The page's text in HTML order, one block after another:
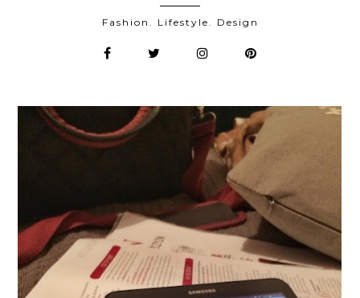
Fashion. Lifestyle. Design